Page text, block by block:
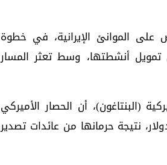
الموانئ الإيرانية، في خطوة
أنشطتها، وسط تعثر المسار
أن الحصار الأميركي
كلّف إيران خسائر تُقدّر بنحو 4.8 مليار دولار، نتيجة حرمانها من عائدات تصدير